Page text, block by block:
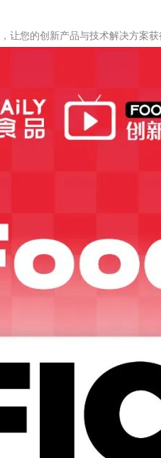
让您的创新产品与技术解决方案